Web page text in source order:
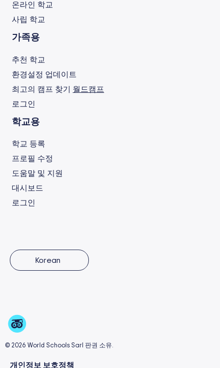
온라인 학교
사립 학교
가족용
추천 학교
환경설정 업데이트
최고의 캠프 찾기 월드캠프
로그인
학교용
학교 등록
프로필 수정
도움말 및 지원
대시보드
로그인
© 2026 World Schools Sarl 판권 소유.
개인정보 보호정책
Korean